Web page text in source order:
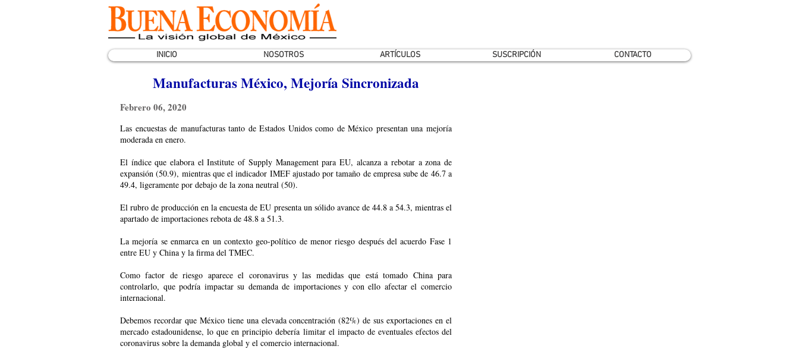
INICIO NOSOTROS ARTÍCULOS SUSCRIPCIÓN CONTACTO
Manufacturas México, Mejoría Sincronizada
Febrero 06, 2020
Las encuestas de manufacturas tanto de Estados Unidos como de México presentan una mejoría
moderada en enero.
El índice que elabora el Institute of Supply Management para EU, alcanza a rebotar a zona de
expansión (50.9), mientras que el indicador IMEF ajustado por tamaño de empresa sube de 46.7 a
49.4, ligeramente por debajo de la zona neutral (50).
El rubro de producción en la encuesta de EU presenta un sólido avance de 44.8 a 54.3, mientras el
apartado de importaciones rebota de 48.8 a 51.3.
La mejoría se enmarca en un contexto geo-político de menor riesgo después del acuerdo Fase 1
entre EU y China y la firma del TMEC.
Como factor de riesgo aparece el coronavirus y las medidas que está tomado China para
controlarlo, que podría impactar su demanda de importaciones y con ello afectar el comercio
internacional.
Debemos recordar que México tiene una elevada concentración (82%) de sus exportaciones en el
mercado estadounidense, lo que en principio debería limitar el impacto de eventuales efectos del
coronavirus sobre la demanda global y el comercio internacional.